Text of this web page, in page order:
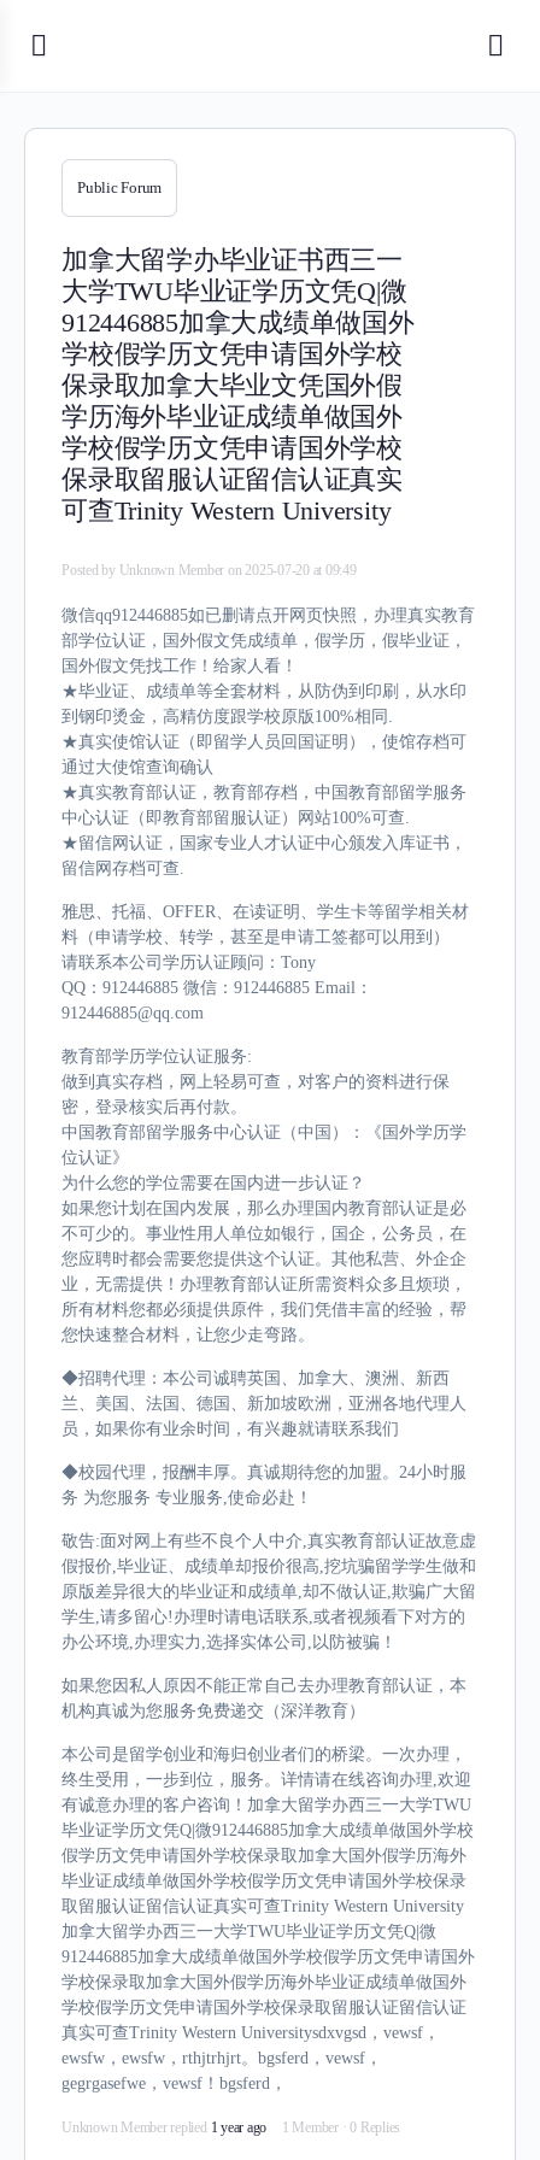
Public Forum
加拿大留学办毕业证书西三一
大学TWU毕业证学历文凭Q|微
912446885加拿大成绩单做国外
学校假学历文凭申请国外学校
保录取加拿大毕业文凭国外假
学历海外毕业证成绩单做国外
学校假学历文凭申请国外学校
保录取留服认证留信认证真实
可查Trinity Western University
Posted by Unknown Member on 2025-07-20 at 09:49
微信qq912446885如已删请点开网页快照，办理真实教育
部学位认证，国外假文凭成绩单，假学历，假毕业证，
国外假文凭找工作！给家人看！
★毕业证、成绩单等全套材料，从防伪到印刷，从水印
到钢印烫金，高精仿度跟学校原版100%相同.
★真实使馆认证（即留学人员回国证明），使馆存档可
通过大使馆查询确认
★真实教育部认证，教育部存档，中国教育部留学服务
中心认证（即教育部留服认证）网站100%可查.
★留信网认证，国家专业人才认证中心颁发入库证书，
留信网存档可查.
雅思、托福、OFFER、在读证明、学生卡等留学相关材
料（申请学校、转学，甚至是申请工签都可以用到）
请联系本公司学历认证顾问：Tony
QQ：912446885 微信：912446885 Email：
912446885@qq.com
教育部学历学位认证服务:
做到真实存档，网上轻易可查，对客户的资料进行保
密，登录核实后再付款。
中国教育部留学服务中心认证（中国）：《国外学历学
位认证》
为什么您的学位需要在国内进一步认证？
如果您计划在国内发展，那么办理国内教育部认证是必
不可少的。事业性用人单位如银行，国企，公务员，在
您应聘时都会需要您提供这个认证。其他私营、外企企
业，无需提供！办理教育部认证所需资料众多且烦琐，
所有材料您都必须提供原件，我们凭借丰富的经验，帮
您快速整合材料，让您少走弯路。
◆招聘代理：本公司诚聘英国、加拿大、澳洲、新西
兰、美国、法国、德国、新加坡欧洲，亚洲各地代理人
员，如果你有业余时间，有兴趣就请联系我们
◆校园代理，报酬丰厚。真诚期待您的加盟。24小时服
务 为您服务 专业服务,使命必赴！
敬告:面对网上有些不良个人中介,真实教育部认证故意虚
假报价,毕业证、成绩单却报价很高,挖坑骗留学学生做和
原版差异很大的毕业证和成绩单,却不做认证,欺骗广大留
学生,请多留心!办理时请电话联系,或者视频看下对方的
办公环境,办理实力,选择实体公司,以防被骗！
如果您因私人原因不能正常自己去办理教育部认证，本
机构真诚为您服务免费递交（深洋教育）
本公司是留学创业和海归创业者们的桥梁。一次办理，
终生受用，一步到位，服务。详情请在线咨询办理,欢迎
有诚意办理的客户咨询！加拿大留学办西三一大学TWU
毕业证学历文凭Q|微912446885加拿大成绩单做国外学校
假学历文凭申请国外学校保录取加拿大国外假学历海外
毕业证成绩单做国外学校假学历文凭申请国外学校保录
取留服认证留信认证真实可查Trinity Western University
加拿大留学办西三一大学TWU毕业证学历文凭Q|微
912446885加拿大成绩单做国外学校假学历文凭申请国外
学校保录取加拿大国外假学历海外毕业证成绩单做国外
学校假学历文凭申请国外学校保录取留服认证留信认证
真实可查Trinity Western Universitysdxvgsd，vewsf，
ewsfw，ewsfw，rthjtrhjrt。bgsferd，vewsf，
gegrgasefwe，vewsf！bgsferd，
Unknown Member replied 1 year ago 1 Member · 0 Replies